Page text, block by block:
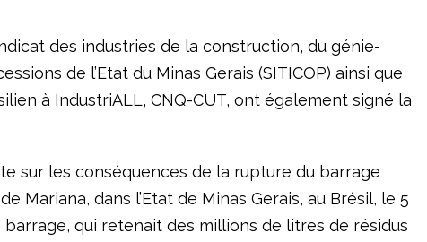
des industries de la construction, du génie-
de l’Etat du Minas Gerais (SITICOP) ainsi que
à IndustriALL, CNQ-CUT, ont également signé la
sur les conséquences de la rupture du barrage
Mariana, dans l’Etat de Minas Gerais, au Brésil, le 5
barrage, qui retenait des millions de litres de résidus